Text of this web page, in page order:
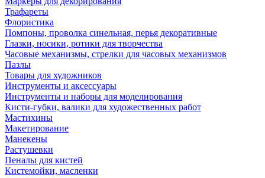
Трафареты
Флористика
Помпоны, проволка синельная, перья декоративные
Глазки, носики, ротики для творчества
Часовые механизмы, стрелки для часовых механизмов
Пазлы
Товары для художников
Инструменты и аксессуары
Инструменты и наборы для моделирования
Кисти-губки, валики для художественных работ
Мастихины
Макетирование
Манекены
Растушевки
Пеналы для кистей
Кистемойки, масленки